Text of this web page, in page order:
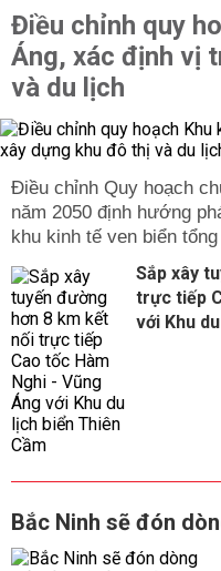
Điều chỉnh quy
Áng, xác định vị
và du lịch
Điều chỉnh Quy hoạch
năm 2050 định hướng
khu kinh tế ven biển
Sắp xây
trực tiếp
với Khu
Bắc Ninh sẽ đón